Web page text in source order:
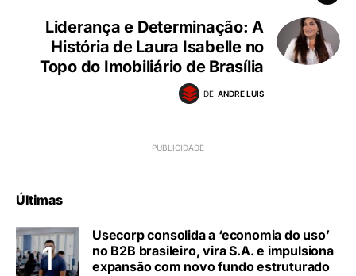
Liderança e Determinação: A
História de Laura Isabelle no
Topo do Imobiliário de Brasília
DE ANDRE LUIS
Últimas
Usecorp consolida a ‘economia do uso’
no B2B brasileiro, vira S.A. e impulsiona
expansão com novo fundo estruturado